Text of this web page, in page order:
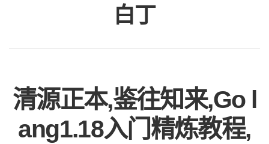
白丁
清源正本,鉴往知来,Go l
ang1.18入门精炼教程,